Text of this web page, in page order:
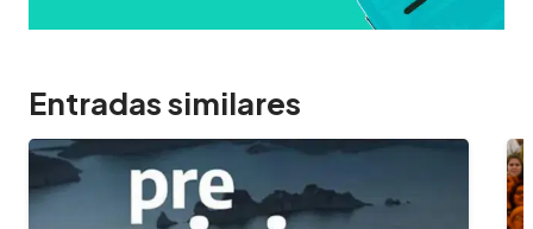
Entradas similares